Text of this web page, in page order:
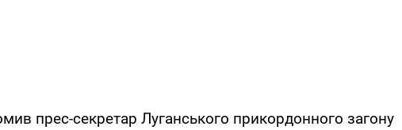
прес-секретар Луганського прикордонного загону